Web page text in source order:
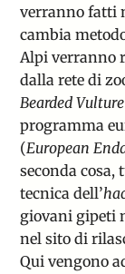
verranno fatti
cambia
Alpi verranno
dalla rete di
Bearded
programma
(European
seconda
tecnica dell’
giovani gipeti
nel sito di
Qui vengono